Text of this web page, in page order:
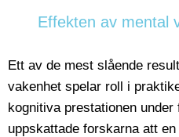
Effekten av mental
Ett av de mest slående
vakenhet spelar roll i
kognitiva prestationen
uppskattade forskarna att